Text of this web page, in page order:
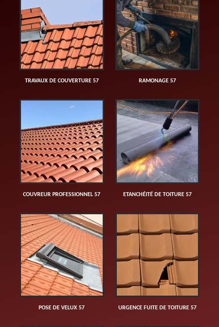
TRAVAUX DE COUVERTURE 57 RAMONAGE 57
COUVREUR PROFESSIONNEL 57 ETANCHÉITÉ DE TOITURE 57
POSE DE VELUX 57 URGENCE FUITE DE TOITURE 57